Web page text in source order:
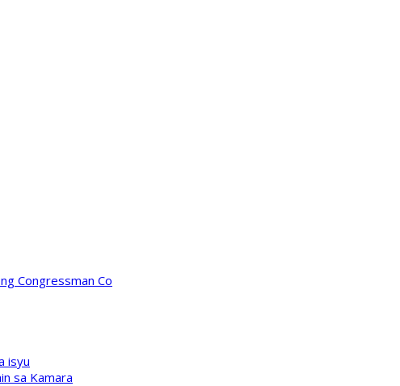
Congressman Co
isyu
sa Kamara